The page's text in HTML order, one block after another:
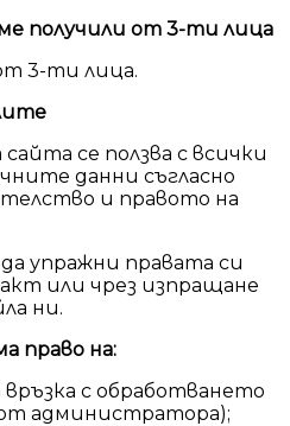
получили от 3-ти лица
3-ти лица.
се ползва с всички
данни съгласно
и правото на
упражни правата си
или чрез изпращане
ни.
право на:
с обработването
администратора);